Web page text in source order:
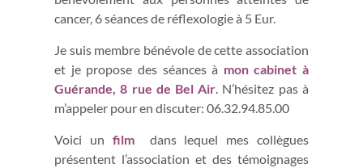
cancer, 6 séances de réflexologie à 5 Eur.
Je suis membre bénévole de cette association
et je propose des séances à mon cabinet à
Guérande, 8 rue de Bel Air. N’hésitez pas à
m’appeler pour en discuter: 06.32.94.85.00
Voici un film dans lequel mes collègues
présentent l’association et des témoignages